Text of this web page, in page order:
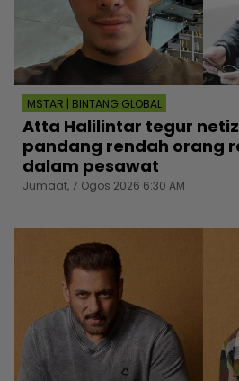
MSTAR | BINTANG GLOBAL
Atta Halilintar tegur
pandang rendah orang
dalam pesawat
Jumaat, 7 Ogos 2026 6:30 AM